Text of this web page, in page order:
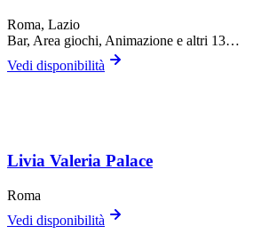
Roma, Lazio
Bar, Area giochi, Animazione e altri 13…
Vedi disponibilità
Livia Valeria Palace
Roma
Vedi disponibilità